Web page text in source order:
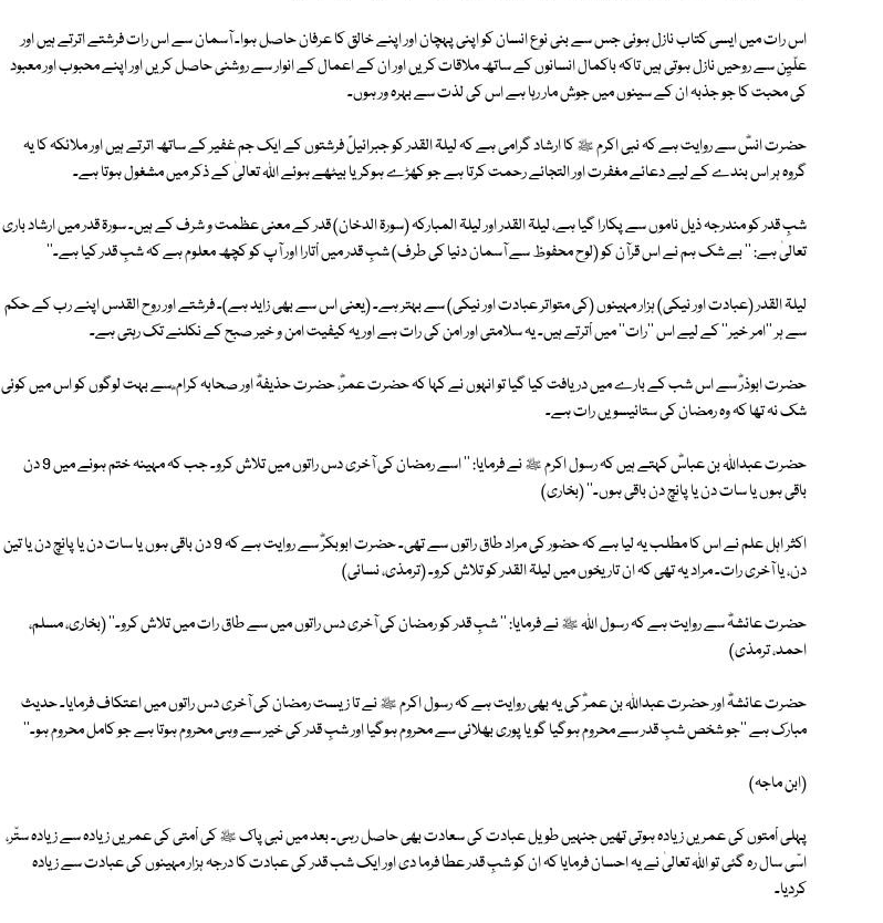
اس رات میں ایسی کتاب نازل ہوئی جس سے بنی نوع انسان کو اپنی پہچان اور اپنے خالق کا عرفان حاصل ہوا۔ آسمان سے اس رات فرشتے اترتے ہیں اور
علّیِن سے روحیں نازل ہوتی ہیں تاکہ باکمال انسانوں کے ساتھ ملاقات کریں اور ان کے اعمال کے انوار سے روشنی حاصل کریں اور اپنے محبوب اور معبود
کی محبت کا جو جذبہ ان کے سینوں میں جوش مار رہا ہے اس کی لذت سے بہرہ ور ہوں۔
حضرت انسؓ سے روایت ہے کہ نبی اکرم ﷺ کا ارشاد گرامی ہے کہ لیلۃ القدر کو جبرائیلؑ فرشتوں کے ایک جم غفیر کے ساتھ اترتے ہیں اور ملائکہ کا یہ
گروہ ہر اس بندے کے لیے دعائے مغفرت اور التجائے رحمت کرتا ہے جو کھڑے ہوکر یا بیٹھے ہوئے اللہ تعالیٰ کے ذکر میں مشغول ہوتا ہے۔
شبِ قدر کو مندرجہ ذیل ناموں سے پکارا گیا ہے، لیلۃ القدر اور لیلۃ المبارکہ (سورۃ الدخان) قدر کے معنی عظمت و شرف کے ہیں۔ سورۃ قدر میں ارشاد باری
تعالیٰ ہے: '' بے شک ہم نے اس قرآن کو (لوح محفوظ سے آسمان دنیا کی طرف) شبِ قدر میں اْتارا اور آپ کو کچھ معلوم ہے کہ شبِ قدر کیا ہے۔''
لیلۃ القدر (عبادت اور نیکی) ہزار مہینوں (کی متواتر عبادت اور نیکی) سے بہتر ہے۔ (یعنی اس سے بھی زاید ہے)۔ فرشتے اور روح القدس اپنے رب کے حکم
سے ہر ''امر خیر'' کے لیے اس ''رات'' میں اْترتے ہیں۔ یہ سلامتی اور امن کی رات ہے اور یہ کیفیت امن و خیر صبح کے نکلنے تک رہتی ہے۔
حضرت ابوذرؓ سے اس شب کے بارے میں دریافت کیا گیا تو انہوں نے کہا کہ حضرت عمرؓ، حضرت حذیفہؓ اور صحابہ کرام ؓ سے بہت لوگوں کو اس میں کوئی
شک نہ تھا کہ وہ رمضان کی ستائیسویں رات ہے۔
حضرت عبداللہ بن عباسؓ کہتے ہیں کہ رسول اکرم ﷺ نے فرمایا: '' اسے رمضان کی آخری دس راتوں میں تلاش کرو۔ جب کہ مہینہ ختم ہونے میں 9 دن
باقی ہوں یا سات دن یا پانچ دن باقی ہوں۔'' (بخاری)
اکثر اہل علم نے اس کا مطلب یہ لیا ہے کہ حضور کی مراد طاق راتوں سے تھی۔ حضرت ابوبکرؓ سے روایت ہے کہ 9 دن باقی ہوں یا سات دن یا پانچ دن یا تین
دن، یا آخری رات۔ مراد یہ تھی کہ ان تاریخوں میں لیلۃ القدر کو تلاش کرو۔ (ترمذی، نسائی)
حضرت عائشہؓ سے روایت ہے کہ رسول اللہ ﷺ نے فرمایا: '' شبِ قدر کو رمضان کی آخری دس راتوں میں سے طاق رات میں تلاش کرو۔'' (بخاری، مسلم،
احمد، ترمذی)
حضرت عائشہؓ اور حضرت عبداللہ بن عمرؓ کی یہ بھی روایت ہے کہ رسول اکرم ﷺ نے تا زیست رمضان کی آخری دس راتوں میں اعتکاف فرمایا۔ حدیث
مبارک ہے ''جو شخص شبِ قدر سے محروم ہوگیا گویا پوری بھلائی سے محروم ہوگیا اور شبِ قدر کی خیر سے وہی محروم ہوتا ہے جو کامل محروم ہو۔''
(ابن ماجہ)
پہلی اْمتوں کی عمریں زیادہ ہوتی تھیں جنہیں طویل عبادت کی سعادت بھی حاصل رہی۔ بعد میں نبی پاک ﷺ کی اْمتی کی عمریں زیادہ سے زیادہ ستّر،
اسّی سال رہ گئی تو اللہ تعالیٰ نے یہ احسان فرمایا کہ ان کو شبِ قدر عطا فرما دی اور ایک شب قدر کی عبادت کا درجہ ہزار مہینوں کی عبادت سے زیادہ
کردیا۔